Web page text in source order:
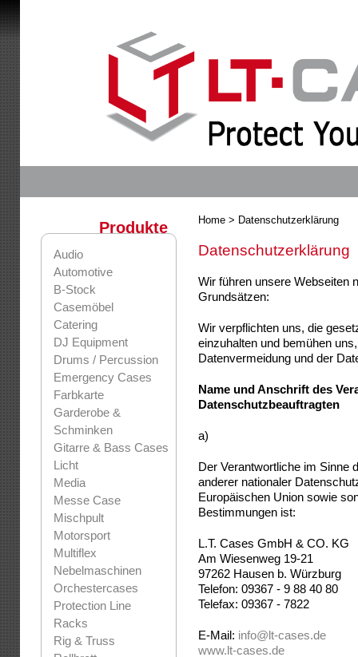
Produkte
Audio
Automotive
B-Stock
Casemöbel
Catering
DJ Equipment
Drums / Percussion
Emergency Cases
Farbkarte
Garderobe &
Schminken
Gitarre & Bass Cases
Licht
Media
Messe Case
Mischpult
Motorsport
Multiflex
Nebelmaschinen
Orchestercases
Protection Line
Racks
Rig & Truss
Home > Datenschutzerklärung
Datenschutzerklärung
Wir führen unsere Webseiten
Grundsätzen:
Wir verpflichten uns, die
einzuhalten und bemühen
Datenvermeidung und der
Name und Anschrift des
Datenschutzbeauftragten
a)
Der Verantwortliche im Sinne
anderer nationaler
Europäischen Union sowie
Bestimmungen ist:
L.T. Cases GmbH & CO. KG
Am Wiesenweg 19-21
97262 Hausen b. Würzburg
Telefon: 09367 - 9 88 40 80
Telefax: 09367 - 7822
E-Mail: info@lt-cases.de
www.lt-cases.de